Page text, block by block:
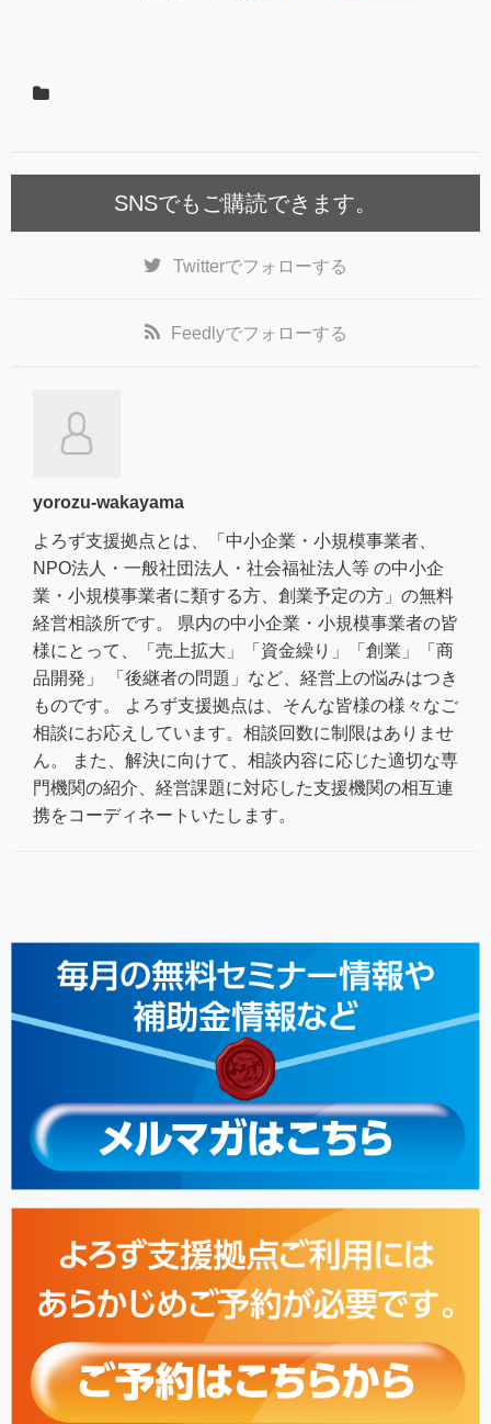
SNSでもご購読できます。
Twitterでフォローする
Feedlyでフォローする
yorozu-wakayama
よろず支援拠点とは、「中小企業・小規模事業者、
NPO法人・一般社団法人・社会福祉法人等 の中小企
業・小規模事業者に類する方、創業予定の方」の無料
経営相談所です。 県内の中小企業・小規模事業者の皆
様にとって、「売上拡大」「資金繰り」「創業」「商
品開発」 「後継者の問題」など、経営上の悩みはつき
ものです。 よろず支援拠点は、そんな皆様の様々なご
相談にお応えしています。相談回数に制限はありませ
ん。 また、解決に向けて、相談内容に応じた適切な専
門機関の紹介、経営課題に対応した支援機関の相互連
携をコーディネートいたします。